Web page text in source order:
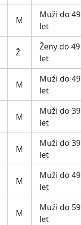
M
Muži do 49
let
Ž
Ženy do 49
let
M
Muži do 49
let
M
Muži do 39
let
M
Muži do 39
let
M
Muži do 49
let
M
Muži do 59
let